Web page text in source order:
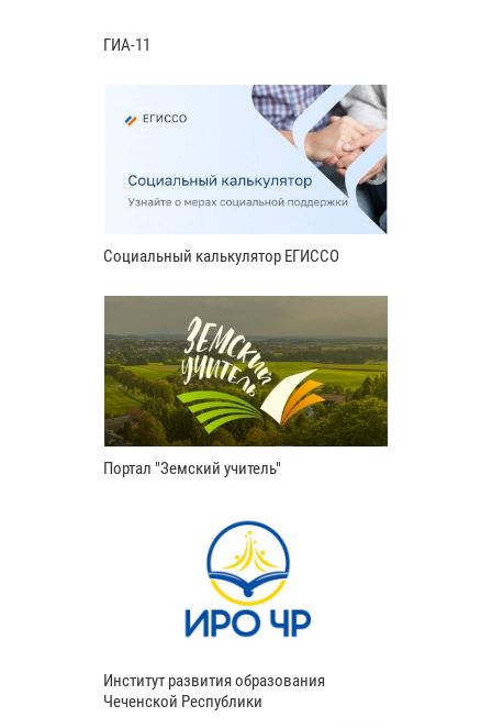
ГИА-11
Социальный калькулятор ЕГИССО
Портал "Земский учитель"
Институт развития образования
Чеченской Республики